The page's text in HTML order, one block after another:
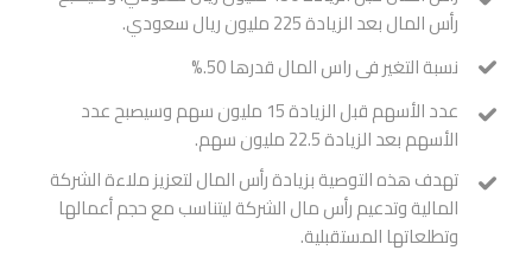
رأس المال بعد الزيادة 225 مليون ريال سعودي.
نسبة التغير فى راس المال قدرها 50.%
عدد الأسهم قبل الزيادة 15 مليون سهم وسيصبح عدد
الأسهم بعد الزيادة 22.5 مليون سهم.
تهدف هذه التوصية بزيادة رأس المال لتعزيز ملاءة الشركة
المالية وتدعيم رأس مال الشركة ليتناسب مع حجم أعمالها
وتطلعاتها المستقبلية.